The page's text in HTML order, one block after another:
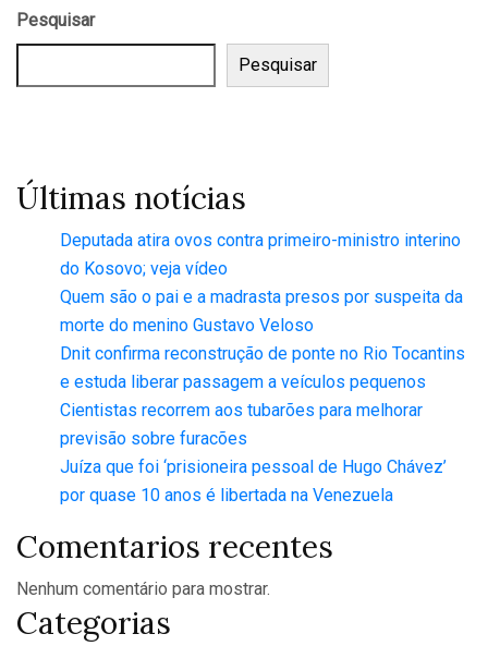
Pesquisar
Pesquisar
Últimas notícias
Deputada atira ovos contra primeiro-ministro interino
do Kosovo; veja vídeo
Quem são o pai e a madrasta presos por suspeita da
morte do menino Gustavo Veloso
Dnit confirma reconstrução de ponte no Rio Tocantins
e estuda liberar passagem a veículos pequenos
Cientistas recorrem aos tubarões para melhorar
previsão sobre furacões
Juíza que foi ‘prisioneira pessoal de Hugo Chávez’
por quase 10 anos é libertada na Venezuela
Comentarios recentes
Nenhum comentário para mostrar.
Categorias